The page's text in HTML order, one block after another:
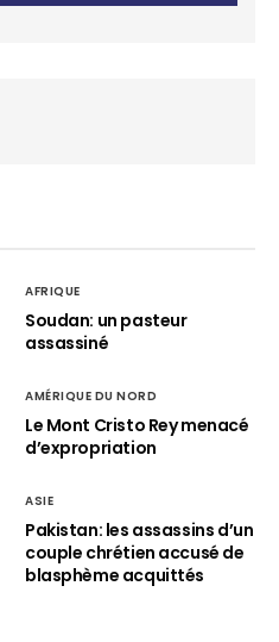
AFRIQUE
Soudan: un pasteur
assassiné
AMÉRIQUE DU NORD
Le Mont Cristo Rey menacé
d’expropriation
ASIE
Pakistan: les assassins d’un
couple chrétien accusé de
blasphème acquittés